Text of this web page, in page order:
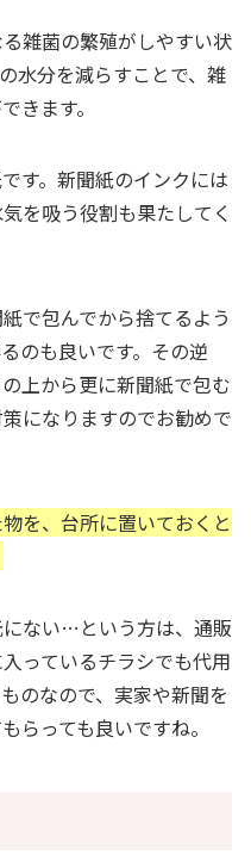
雑菌の繁殖がしやすい状
水分を減らすことで、雑
きます。
す。新聞紙のインクには
を吸う役割も果たしてく
で包んでから捨てるよう
のも良いです。その逆
上から更に新聞紙で包む
になりますのでお勧めで
を、台所に置いておくと
ない…という方は、通販
っているチラシでも代用
のなので、実家や新聞を
らっても良いですね。